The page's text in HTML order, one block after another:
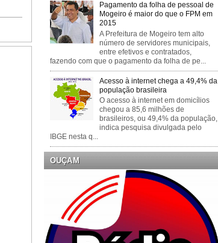
Pagamento da folha de pessoal de
Mogeiro é maior do que o FPM em
2015
A Prefeitura de Mogeiro tem alto
número de servidores municipais,
entre efetivos e contratados,
fazendo com que o pagamento da folha de pe...
Acesso à internet chega a 49,4% da
população brasileira
O acesso à internet em domicílios
chegou a 85,6 milhões de
brasileiros, ou 49,4% da população,
indica pesquisa divulgada pelo
IBGE nesta q...
OUÇAM